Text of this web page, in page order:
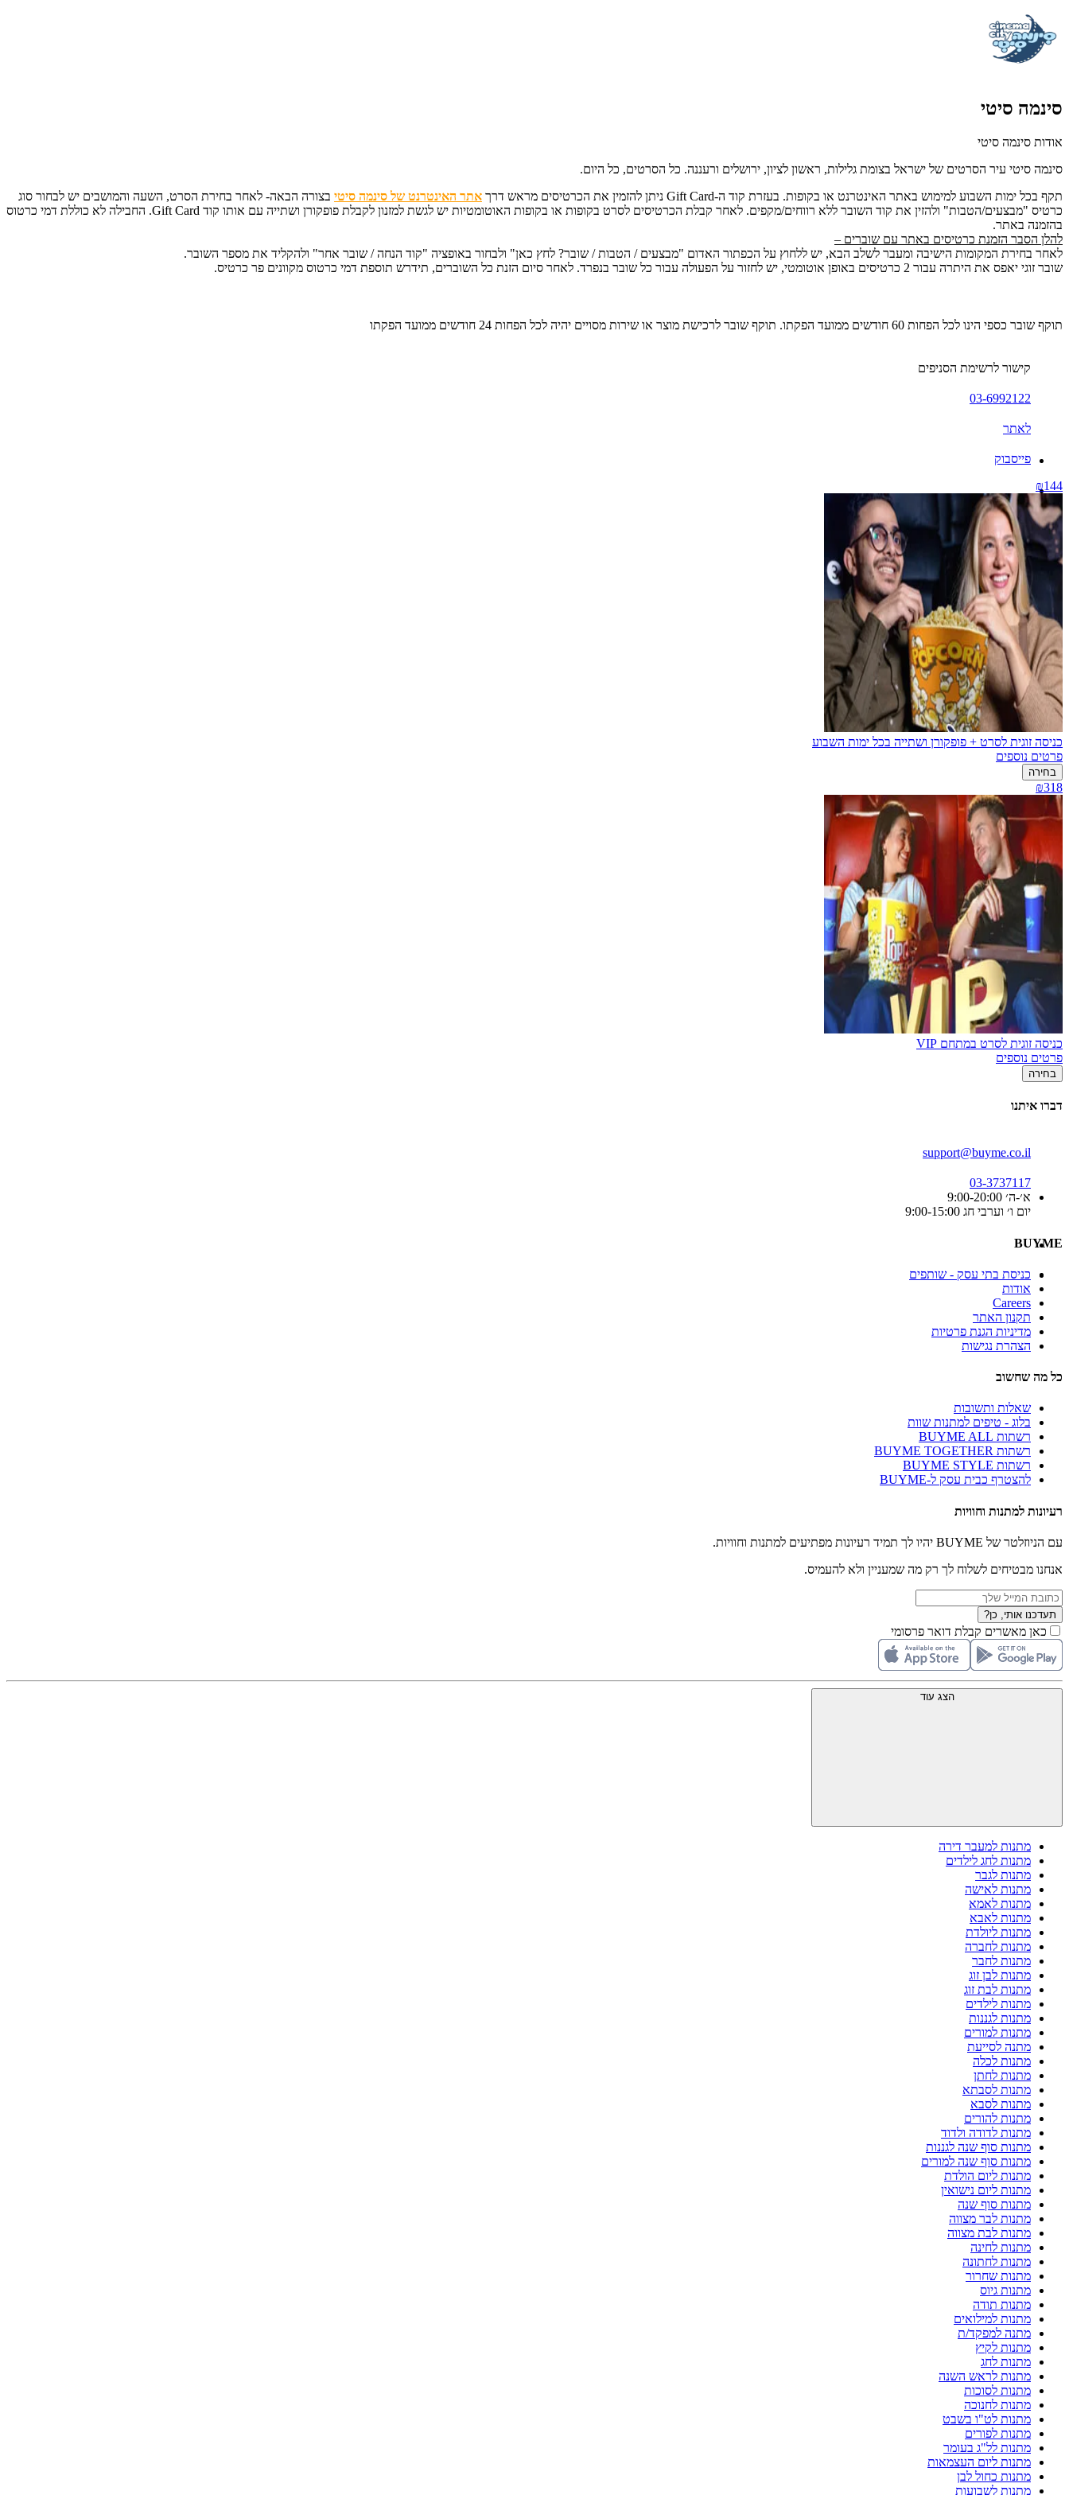
סינמה סיטי
אודות סינמה סיטי
סינמה סיטי עיר הסרטים של ישראל בצומת גלילות, ראשון לציון, ירושלים ורעננה. כל הסרטים, כל היום.
תקף בכל ימות השבוע למימוש באתר האינטרנט או בקופות. בעזרת קוד ה-Gift Card ניתן להזמין את הכרטיסים מראש דרך אתר האינטרנט של סינמה סיטי בצורה הבאה- לאחר בחירת הסרט, השעה והמושבים יש לבחור סוג
כרטיס "מבצעים/הטבות" ולהזין את קוד השובר ללא רווחים/מקפים. לאחר קבלת הכרטיסים לסרט בקופות או בקופות האוטומטיות יש לגשת למזנון לקבלת פופקורן ושתייה עם אותו קוד Gift Card. החבילה לא כוללת דמי כרטוס
בהזמנה באתר.
להלן הסבר הזמנת כרטיסים באתר עם שוברים –
לאחר בחירת המקומות הישיבה ומעבר לשלב הבא, יש ללחוץ על הכפתור האדום "מבצעים / הטבות / שובר? לחץ כאן" ולבחור באופציה "קוד הנחה / שובר אחר" ולהקליד את מספר השובר.
שובר זוגי יאפס את היתרה עבור 2 כרטיסים באופן אוטומטי, יש לחזור על הפעולה עבור כל שובר בנפרד. לאחר סיום הזנת כל השוברים, תידרש תוספת דמי כרטוס מקוונים פר כרטיס.
תוקף שובר כספי הינו לכל הפחות 60 חודשים ממועד הפקתו. תוקף שובר לרכישת מוצר או שירות מסויים יהיה לכל הפחות 24 חודשים ממועד הפקתו
קישור לרשימת הסניפים
03-6992122
לאתר
פייסבוק
₪144
כניסה זוגית לסרט + פופקורן ושתייה בכל ימות השבוע
פרטים נוספים
בחירה
₪318
כניסה זוגית לסרט במתחם VIP
פרטים נוספים
בחירה
דברו איתנו
support@buyme.co.il
03-3737117
א׳-ה׳ 9:00-20:00
יום ו׳ וערבי חג 9:00-15:00
BUYME
כניסת בתי עסק - שותפים
אודות
Careers
תקנון האתר
מדיניות הגנת פרטיות
הצהרת נגישות
כל מה שחשוב
שאלות ותשובות
בלוג - טיפים למתנות שוות
רשתות BUYME ALL
רשתות BUYME TOGETHER
רשתות BUYME STYLE
להצטרף כבית עסק ל-BUYME
רעיונות למתנות וחוויות
עם הניוזלטר של BUYME יהיו לך תמיד רעיונות מפתיעים למתנות וחוויות.
אנחנו מבטיחים לשלוח לך רק מה שמעניין ולא להעמיס.
תעדכנו אותי, כן?
כאן מאשרים קבלת דואר פרסומי
הצג עוד
מתנות למעבר דירה
מתנות לחג לילדים
מתנות לגבר
מתנות לאישה
מתנות לאמא
מתנות לאבא
מתנות ליולדת
מתנות לחברה
מתנות לחבר
מתנות לבן זוג
מתנות לבת זוג
מתנות לילדים
מתנות לגננות
מתנות למורים
מתנה לסייעת
מתנות לכלה
מתנות לחתן
מתנות לסבתא
מתנות לסבא
מתנות להורים
מתנות לדודה ולדוד
מתנות סוף שנה לגננות
מתנות סוף שנה למורים
מתנות ליום הולדת
מתנות ליום נישואין
מתנות סוף שנה
מתנות לבר מצווה
מתנות לבת מצווה
מתנות לחינה
מתנות לחתונה
מתנות שחרור
מתנות גיוס
מתנות תודה
מתנות למילואים
מתנה למפקד/ת
מתנות לקיץ
מתנות לחג
מתנות לראש השנה
מתנות לסוכות
מתנות לחנוכה
מתנות לט"ו בשבט
מתנות לפורים
מתנות לל"ג בעומר
מתנות ליום העצמאות
מתנות כחול לבן
מתנות לשבועות